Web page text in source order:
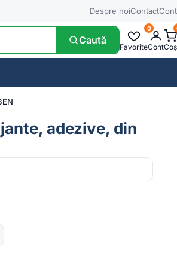
Despre noiContactCont
Caută
Favorite
0
ContCoș
adezive, din